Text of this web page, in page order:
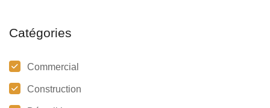
Catégories
Commercial
Construction